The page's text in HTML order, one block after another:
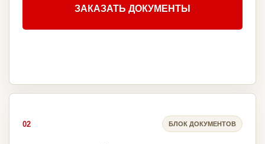
ЗАКАЗАТЬ ДОКУМЕНТЫ
02 БЛОК ДОКУМЕНТОВ